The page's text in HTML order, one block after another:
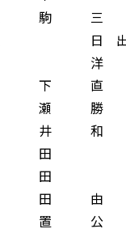
三
出
洋
直
瀬 勝
井 和
田
田
田 由
置 公